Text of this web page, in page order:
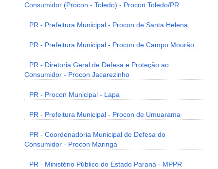
Consumidor (Procon - Toledo) - Procon Toledo/PR
PR - Prefeitura Municipal - Procon de Santa Helena
PR - Prefeitura Municipal - Procon de Campo Mourão
PR - Diretoria Geral de Defesa e Proteção ao
Consumidor - Procon Jacarezinho
PR - Procon Municipal - Lapa
PR - Prefeitura Municipal - Procon de Umuarama
PR - Coordenadoria Municipal de Defesa do
Consumidor - Procon Maringá
PR - Ministério Público do Estado Paraná - MPPR